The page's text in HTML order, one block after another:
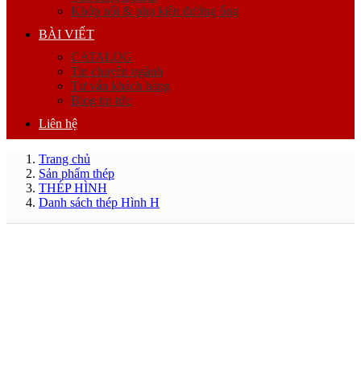
Khớp nối & phụ kiện đường ống
BÀI VIẾT
CATALOG
Tin chuyên ngành
Tư vấn khách hàng
Blog tin tức
Liên hệ
Trang chủ
Sản phẩm thép
THÉP HÌNH
Danh sách thép Hình H